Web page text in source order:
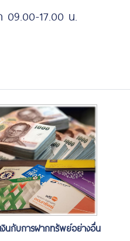
09.00-17.00 น.
งินกับการฝากทรัพย์อย่างอื่น